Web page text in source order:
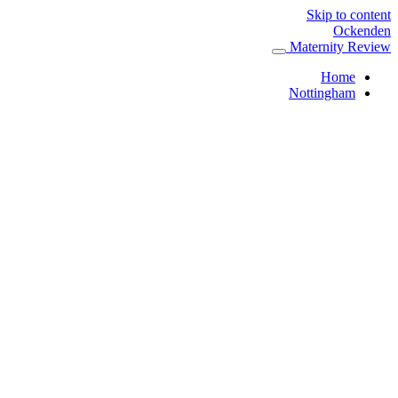
Skip to content
Ockenden
Maternity Review
Home
Nottingham